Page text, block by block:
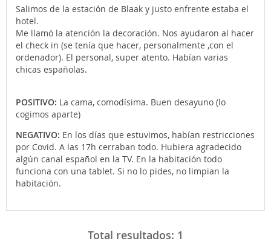
Salimos de la estación de Blaak y justo enfrente estaba el
hotel.
Me llamó la atención la decoración. Nos ayudaron al hacer
el check in (se tenía que hacer, personalmente ,con el
ordenador). El personal, super atento. Habían varias
chicas españolas.
POSITIVO: La cama, comodísima. Buen desayuno (lo
cogimos aparte)
NEGATIVO: En los días que estuvimos, habían restricciones
por Covid. A las 17h cerraban todo. Hubiera agradecido
algún canal español en la TV. En la habitación todo
funciona con una tablet. Si no lo pides, no limpian la
habitación.
Total resultados: 1